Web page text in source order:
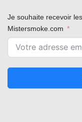
Je souhaite recevoir
Mistersmoke.com